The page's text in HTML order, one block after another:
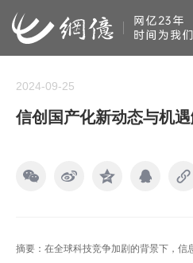
2024-09-25
信创国产化新动态与机
摘要：在全球科技竞争加剧的背景下，信